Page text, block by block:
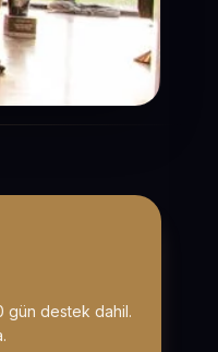
gün destek dahil.